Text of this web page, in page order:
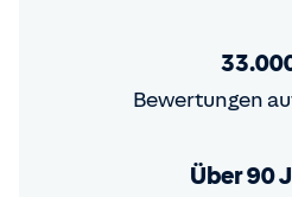
Bewertungen
Über 90